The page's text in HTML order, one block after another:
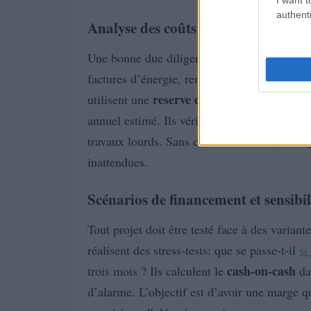
Analyse des coûts réels
Une bonne due diligence commence par la
factures d’énergie, remplacements
utilisent une reserve de trésorerie
annuel estimé. Ils vérifient également les
travaux lourds. Sans cette lecture fine, un
inattendues.
Scénarios de financement et
Tout projet doit être testé face à des
réalisent des stress-tests: que se passe-t-il si
trois mois ? Ils calculent le cash-on-cash
d’alarme. L’objectif est d’avoir une marge